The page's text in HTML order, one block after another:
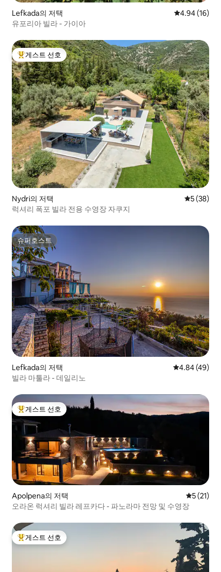
Lefkada의 저택 평점 4.94점(5
4.94 (16)
유포리아 빌라 - 가이아
상위 게스트 선호
게스트 선호
Nydri의 저택 평점 5점(5
5 (38)
럭셔리 폭포 빌라 전용 수영장 자쿠지
슈퍼호스트
슈퍼호스트
Lefkada의 저택 평점 4.84점(5
4.84 (49)
빌라 마툴라 - 데일리노
상위 게스트 선호
게스트 선호
Apolpena의 저택 평점 5점
5 (21)
오라온 럭셔리 빌라 레프카다 - 파노라마 전망 및 수영장
상위 게스트 선호
게스트 선호